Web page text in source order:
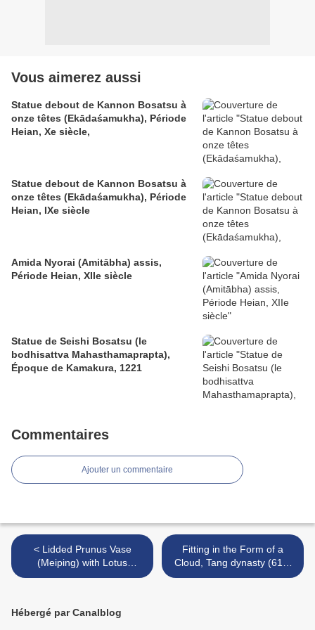
Vous aimerez aussi
Statue debout de Kannon Bosatsu à
onze têtes (Ekādaśamukha), Période
Heian, Xe siècle,
Statue debout de Kannon Bosatsu à
onze têtes (Ekādaśamukha), Période
Heian, IXe siècle
Amida Nyorai (Amitābha) assis,
Période Heian, XIIe siècle
Statue de Seishi Bosatsu (le
bodhisattva Mahasthamaprapta),
Époque de Kamakura, 1221
Commentaires
Ajouter un commentaire
< Lidded Prunus Vase
(Meiping) with Lotus
Sprays, Southern Song
Fitting in the Form of a
Cloud, Tang dynasty (618-
907) >
Hébergé par Canalblog